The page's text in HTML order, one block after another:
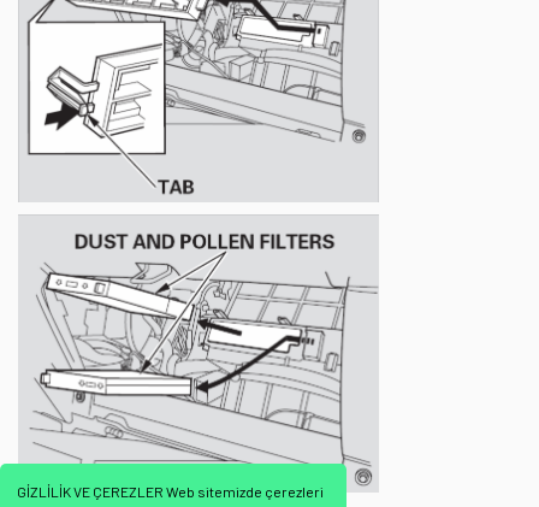
GİZLİLİK VE ÇEREZLER Web sitemizde çerezleri